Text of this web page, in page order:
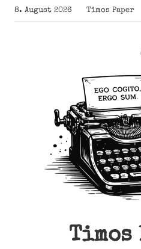
Zum
Inhalt
8. August 2026 Timos Paper
Timos